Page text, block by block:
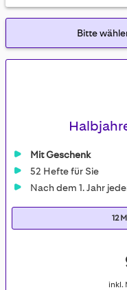
Mit Geschenk
52 Hefte für Sie
Nach dem 1. Jahr
12
inkl.